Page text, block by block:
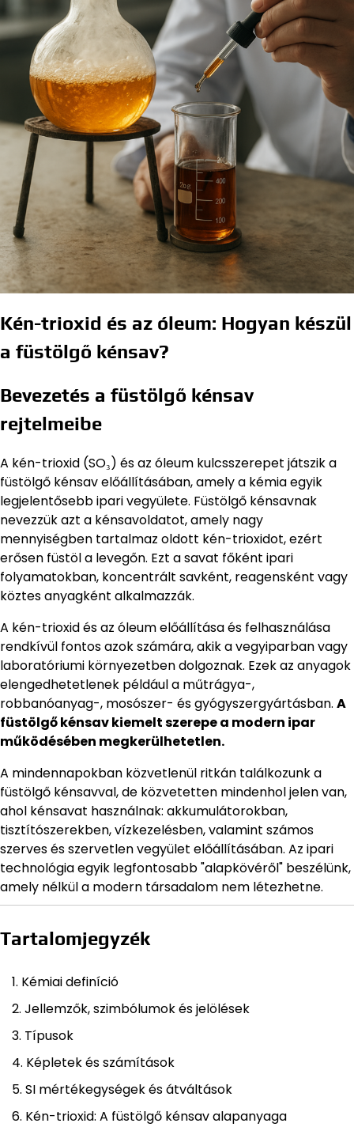
Kén-trioxid és az óleum: Hogyan készül
a füstölgő kénsav?
Bevezetés a füstölgő kénsav
rejtelmeibe
A kén-trioxid (SO₃) és az óleum kulcsszerepet játszik a
füstölgő kénsav előállításában, amely a kémia egyik
legjelentősebb ipari vegyülete. Füstölgő kénsavnak
nevezzük azt a kénsavoldatot, amely nagy
mennyiségben tartalmaz oldott kén-trioxidot, ezért
erősen füstöl a levegőn. Ezt a savat főként ipari
folyamatokban, koncentrált savként, reagensként vagy
köztes anyagként alkalmazzák.
A kén-trioxid és az óleum előállítása és felhasználása
rendkívül fontos azok számára, akik a vegyiparban vagy
laboratóriumi környezetben dolgoznak. Ezek az anyagok
elengedhetetlenek például a műtrágya-,
robbanóanyag-, mosószer- és gyógyszergyártásban. A
füstölgő kénsav kiemelt szerepe a modern ipar
működésében megkerülhetetlen.
A mindennapokban közvetlenül ritkán találkozunk a
füstölgő kénsavval, de közvetetten mindenhol jelen van,
ahol kénsavat használnak: akkumulátorokban,
tisztítószerekben, vízkezelésben, valamint számos
szerves és szervetlen vegyület előállításában. Az ipari
technológia egyik legfontosabb "alapkövéről" beszélünk,
amely nélkül a modern társadalom nem létezhetne.
Tartalomjegyzék
Kémiai definíció
Jellemzők, szimbólumok és jelölések
Típusok
Képletek és számítások
SI mértékegységek és átváltások
Kén-trioxid: A füstölgő kénsav alapanyaga